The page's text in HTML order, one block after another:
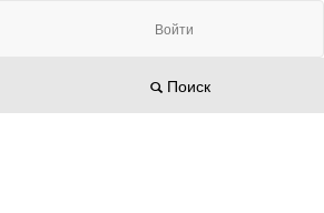
Войти
Поиск